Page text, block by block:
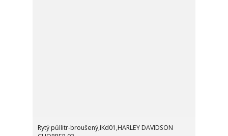
Rytý půllitr-broušený,IKd01,HARLEY DAVIDSON